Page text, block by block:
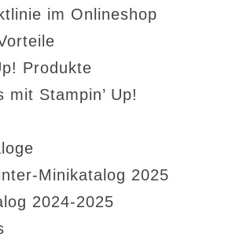
im Onlineshop
Produkte
mit Stampin’ Up!
Minikatalog 2025
2024-2025